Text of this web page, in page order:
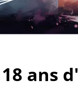
18 ans